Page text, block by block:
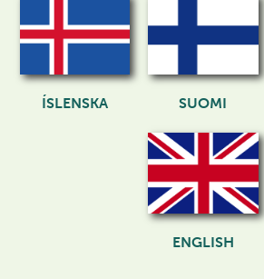
ÍSLENSKA SUOMI
ENGLISH